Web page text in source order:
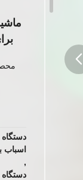
اسباب
,